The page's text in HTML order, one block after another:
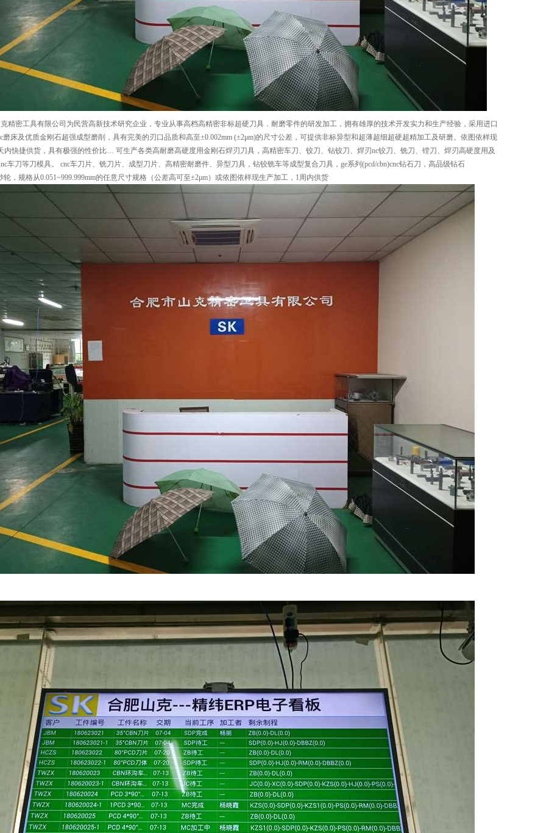
工具有限公司为民营高新技术研究企业，专业从事高档高精密非标超硬刀具．耐磨零件的研发加工，拥有雄厚的技术开发实力和生产经验，采用进口
磨床及优质金刚石超强成型磨削，具有完美的刃口品质和高至±0.002mm (±2μm)的尺寸公差，可提供非标异型和超薄超细超硬超精加工及研磨。依图依样现
内快捷供货，具有极强的性价比… 可生产各类高耐磨高硬度用金刚石焊刃刀具，高精密车刀、铰刀、钻铰刀、焊刃nc铰刀、铣刀、镗刀、焊刃高硬度用及
车刀等刀模具。 cnc车刀片、铣刀片、成型刀片、高精密耐磨件、异型刀具，钻铰铣车等成型复合刀具，ge系列(pcd/cbn)cnc钻石刀，高品级钻石
轮，规格从0.051~999.999mm的任意尺寸规格（公差高可至±2μm）或依图依样现生产加工，1周内供货